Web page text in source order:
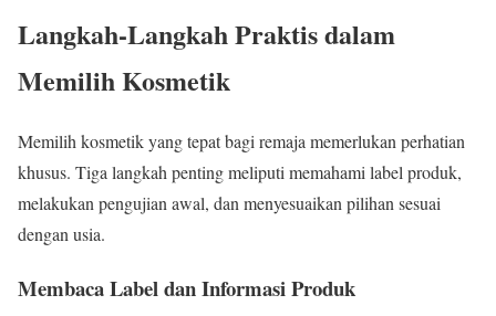
Langkah-Langkah Praktis dalam
Memilih Kosmetik
Memilih kosmetik yang tepat bagi remaja memerlukan perhatian
khusus. Tiga langkah penting meliputi memahami label produk,
melakukan pengujian awal, dan menyesuaikan pilihan sesuai
dengan usia.
Membaca Label dan Informasi Produk